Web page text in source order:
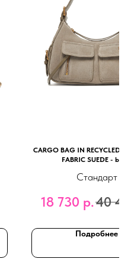
CARGO BAG IN RECYCLED
FABRIC SUEDE -
Стандарт
18 730 р.40
Подробнее